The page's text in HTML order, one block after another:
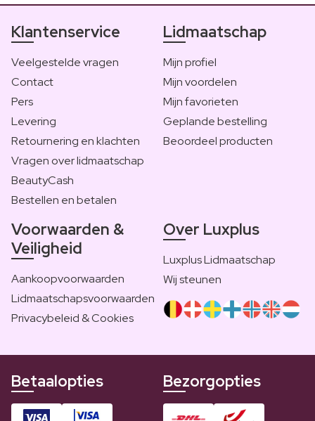
Klantenservice
Veelgestelde vragen
Contact
Pers
Levering
Retournering en klachten
Vragen over lidmaatschap
BeautyCash
Bestellen en betalen
Lidmaatschap
Mijn profiel
Mijn voordelen
Mijn favorieten
Geplande bestelling
Beoordeel producten
Voorwaarden &
Veiligheid
Aankoopvoorwaarden
Lidmaatschapsvoorwaarden
Privacybeleid & Cookies
Over Luxplus
Luxplus Lidmaatschap
Wij steunen
Betaalopties Bezorgopties